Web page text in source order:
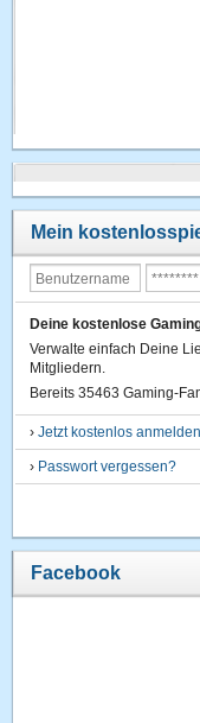
Mein
Deine kostenlose
Verwalte einfach Deine
Mitgliedern.
Bereits 35463 Gaming-
›Jetzt kostenlos anmelden
› Passwort vergessen?
Facebook